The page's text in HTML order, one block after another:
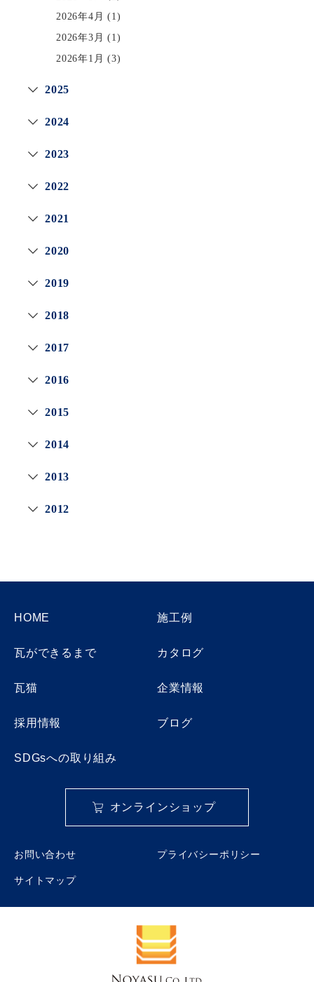
2026年4月 (1)
2026年3月 (1)
2026年1月 (3)
2025
2024
2023
2022
2021
2020
2019
2018
2017
2016
2015
2014
2013
2012
HOME 施工例
瓦ができるまで カタログ
瓦猫 企業情報
採用情報 ブログ
SDGsへの取り組み
オンラインショップ
お問い合わせ プライバシーポリシー
サイトマップ